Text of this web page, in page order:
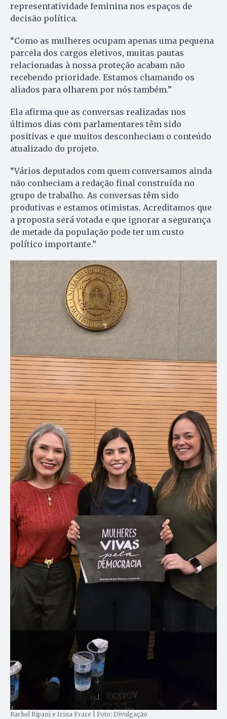
representatividade feminina nos espaços de
decisão política.
“Como as mulheres ocupam apenas uma pequena
parcela dos cargos eletivos, muitas pautas
relacionadas à nossa proteção acabam não
recebendo prioridade. Estamos chamando os
aliados para olharem por nós também.”
Ela afirma que as conversas realizadas nos
últimos dias com parlamentares têm sido
positivas e que muitos desconheciam o conteúdo
atualizado do projeto.
“Vários deputados com quem conversamos ainda
não conheciam a redação final construída no
grupo de trabalho. As conversas têm sido
produtivas e estamos otimistas. Acreditamos que
a proposta será votada e que ignorar a segurança
de metade da população pode ter um custo
político importante.”
Rachel Ripani e Irina Frare | Foto: Divulgação